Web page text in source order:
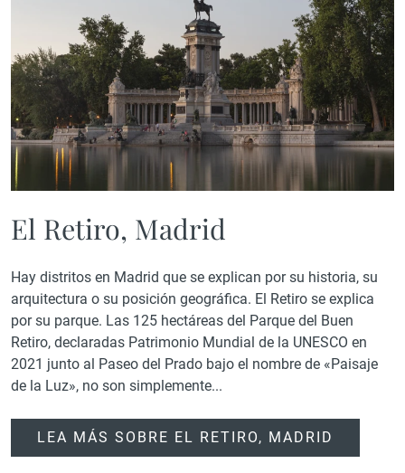
El Retiro, Madrid
Hay distritos en Madrid que se explican por su historia, su
arquitectura o su posición geográfica. El Retiro se explica
por su parque. Las 125 hectáreas del Parque del Buen
Retiro, declaradas Patrimonio Mundial de la UNESCO en
2021 junto al Paseo del Prado bajo el nombre de «Paisaje
de la Luz», no son simplemente...
LEA MÁS SOBRE EL RETIRO, MADRID